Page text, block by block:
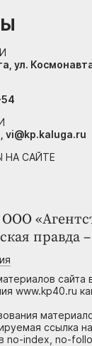
ООО
правда –
сайта
www.kp40.ru
ссылка
no-index, no-
ул.
vi@kp.kaluga.ru
НА САЙТЕ